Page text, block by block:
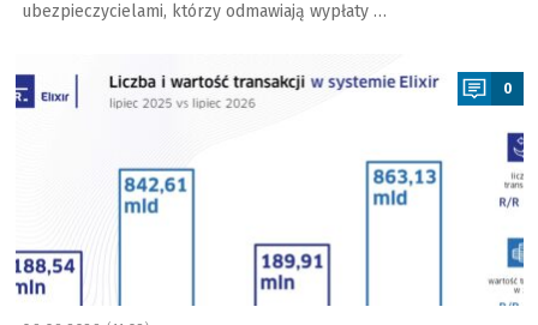
ubezpieczycielami, którzy odmawiają wypłaty …
0